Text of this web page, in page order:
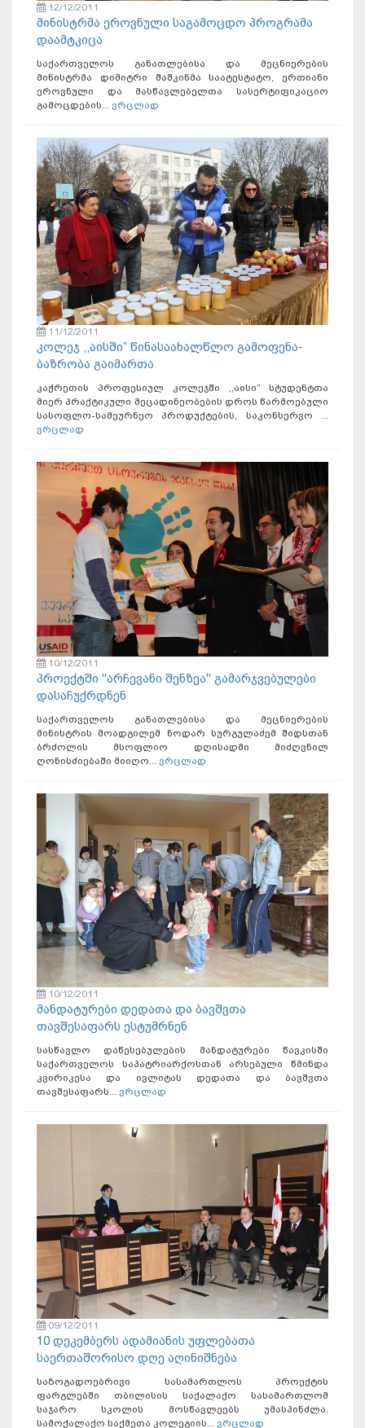
12/12/2011
მინისტრმა ეროვნული საგამოცდო პროგრამა
დაამტკიცა
საქართველოს განათლებისა და მეცნიერების
მინისტრმა დიმიტრი შაშკინმა საატესტატო, ერთიანი
ეროვნული და მასწავლებელთა სასერტიფიკაციო
გამოცდების... ვრცლად
11/12/2011
კოლეჯ ,,აისში” წინასაახალწლო გამოფენა-
ბაზრობა გაიმართა
კაჭრეთის პროფესიულ კოლეჯში ,,აისი” სტუდენტთა
მიერ პრაქტიკული მეცადინეობების დროს წარმოებული
სასოფლო-სამეურნეო პროდუქტების, საკონსერვო ...
ვრცლად
10/12/2011
პროექტში "არჩევანი შენზეა" გამარჯვებულები
დასაჩუქრდნენ
საქართველოს განათლებისა და მეცნიერების
მინისტრის მოადგილემ ნოდარ სურგულაძემ შიდსთან
ბრძოლის მსოფლიო დღისადმი მიძღვნილ
ღონისძიებაში მიიღო... ვრცლად
10/12/2011
მანდატურები დედათა და ბავშვთა
თავშესაფარს ესტუმრნენ
სასწავლო დაწესებულების მანდატურები წავკისში
საქართველოს საპატრიარქოსთან არსებული წმინდა
კვირიკესა და ივლიტას დედათა და ბავშვთა
თავშესაფარს... ვრცლად
09/12/2011
10 დეკემბერს ადამიანის უფლებათა
საერთაშორისო დღე აღინიშნება
საზოგადოებრივი სასამართლოს პროექტის
ფარგლებში თბილისის საქალაქო სასამართლომ
საჯარო სკოლის მოსწავლეებს უმასპინძლა.
სამოქალაქო საქმეთა კოლეგიის... ვრცლად